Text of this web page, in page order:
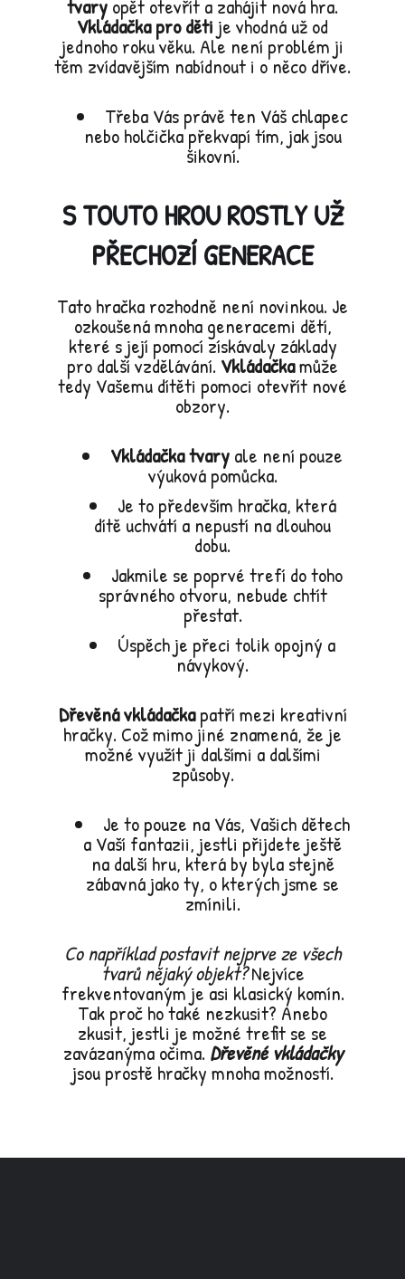
tvary opět otevřít a zahájit nová hra.
Vkládačka pro děti je vhodná už od
jednoho roku věku. Ale není problém ji
těm zvídavějším nabídnout i o něco dříve.
Třeba Vás právě ten Váš chlapec
nebo holčička překvapí tím, jak jsou
šikovní.
S TOUTO HROU ROSTLY UŽ
PŘECHOZÍ GENERACE
Tato hračka rozhodně není novinkou. Je
ozkoušená mnoha generacemi dětí,
které s její pomocí získávaly základy
pro další vzdělávání. Vkládačkamůže
tedy Vašemu dítěti pomoci otevřít nové
obzory.
Vkládačka tvary ale není pouze
výuková pomůcka.
Je to především hračka, která
dítě uchvátí a nepustí na dlouhou
dobu.
Jakmile se poprvé trefí do toho
správného otvoru, nebude chtít
přestat.
Úspěch je přeci tolik opojný a
návykový.
Dřevěná vkládačkapatří mezi kreativní
hračky. Což mimo jiné znamená, že je
možné využít ji dalšími a dalšími
způsoby.
Je to pouze na Vás, Vašich dětech
a Vaší fantazii, jestli přijdete ještě
na další hru, která by byla stejně
zábavná jako ty, o kterých jsme se
zmínili.
Co například postavit nejprve ze všech
tvarů nějaký objekt?Nejvíce
frekventovaným je asi klasický komín.
Tak proč ho také nezkusit? Anebo
zkusit, jestli je možné trefit se se
zavázanýma očima. Dřevěné vkládačky
jsou prostě hračky mnoha možností.